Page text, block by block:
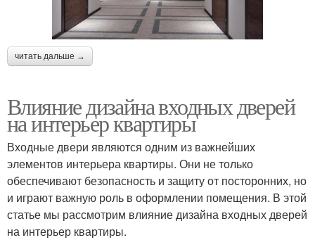
читать дальше →
Влияние дизайна входных дверей
на интерьер квартиры
Входные двери являются одним из важнейших
элементов интерьера квартиры. Они не только
обеспечивают безопасность и защиту от посторонних, но
и играют важную роль в оформлении помещения. В этой
статье мы рассмотрим влияние дизайна входных дверей
на интерьер квартиры.